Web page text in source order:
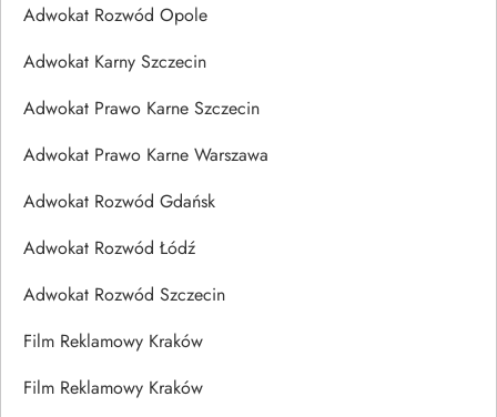
Adwokat Rozwód Opole
Adwokat Karny Szczecin
Adwokat Prawo Karne Szczecin
Adwokat Prawo Karne Warszawa
Adwokat Rozwód Gdańsk
Adwokat Rozwód Łódź
Adwokat Rozwód Szczecin
Film Reklamowy Kraków
Film Reklamowy Kraków